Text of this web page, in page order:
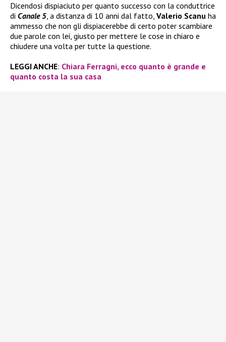
Dicendosi dispiaciuto per quanto successo con la conduttrice
di Canale 5, a distanza di 10 anni dal fatto, Valerio Scanu ha
ammesso che non gli dispiacerebbe di certo poter scambiare
due parole con lei, giusto per mettere le cose in chiaro e
chiudere una volta per tutte la questione.
LEGGI ANCHE: Chiara Ferragni, ecco quanto è grande e
quanto costa la sua casa